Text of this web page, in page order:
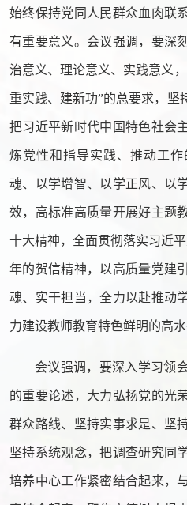
始终保持党同人民群众血肉联
有重要意义。会议强调，要深
治意义、理论意义、实践意义
重实践、建新功”的总要求，坚
把习近平新时代中国特色社会
炼党性和指导实践、推动工
魂、以学增智、以学正风、以
效，高标准高质量开展好主题
十大精神，全面贯彻落实习近
年的贺信精神，以高质量党建
魂、实干担当，全力以赴推动
力建设教师教育特色鲜明的高
会议强调，要深入学习领
的重要论述，大力弘扬党的光
群众路线、坚持实事求是、坚
坚持系统观念，把调查研究同
培养中心工作紧密结合起来，